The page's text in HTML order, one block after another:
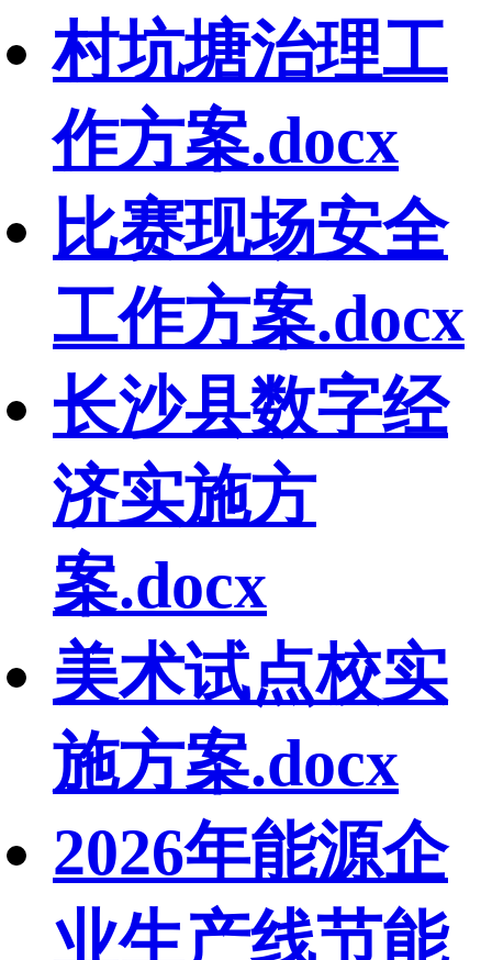
村坑塘治理工
作方案.docx
比赛现场安全
工作方案.docx
长沙县数字经
济实施方
案.docx
美术试点校实
施方案.docx
2026年能源企
业生产线节能